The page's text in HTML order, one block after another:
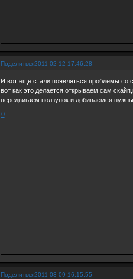
Поделиться2011-02-12 17:46:28
И вот еще стали появляться проблемы со
вот как это делается,открываем сам
передвигаем ползунок и добиваемся
0
Поделиться2011-03-09 16:15:55